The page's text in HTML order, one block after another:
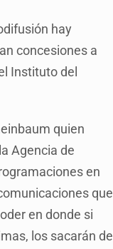
hay
concesiones a
Instituto del
quien
Agencia de
en
que
en donde si
los sacarán del